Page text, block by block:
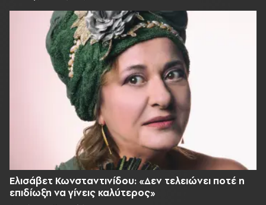
Ελισάβετ Κωνσταντινίδου: «Δεν τελειώνει ποτέ η
επιδίωξη να γίνεις καλύτερος»